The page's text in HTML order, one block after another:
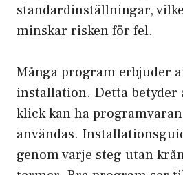
standardinställningar,
minskar risken för fel.
Många program erbjuder
installation. Detta betyder
klick kan ha
användas.
genom varje steg utan